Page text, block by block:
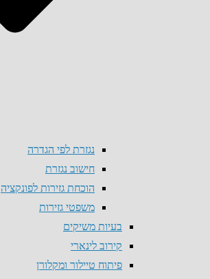
נגזרת לפי הגדרה
חישוב נגזרת
הוכחת גזירות לפונקציה
משפטי גזירות
בעיות משיקים
קירוב לינארי
פיתוח טיילור ומקלורן